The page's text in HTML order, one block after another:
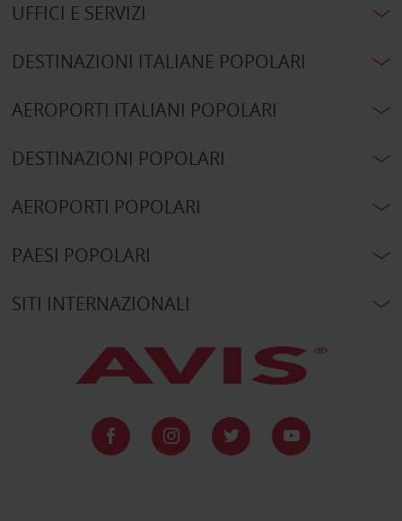
UFFICI E SERVIZI
DESTINAZIONI ITALIANE POPOLARI
AEROPORTI ITALIANI POPOLARI
DESTINAZIONI POPOLARI
AEROPORTI POPOLARI
PAESI POPOLARI
SITI INTERNAZIONALI